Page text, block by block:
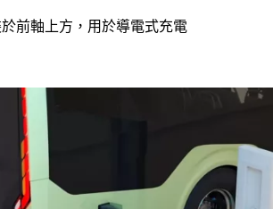
前軸上方，用於導電式充電